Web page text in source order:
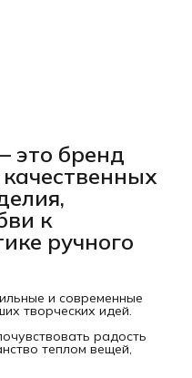
это бренд
к
ручного
и современные
творческих идей.
радость
теплом вещей,